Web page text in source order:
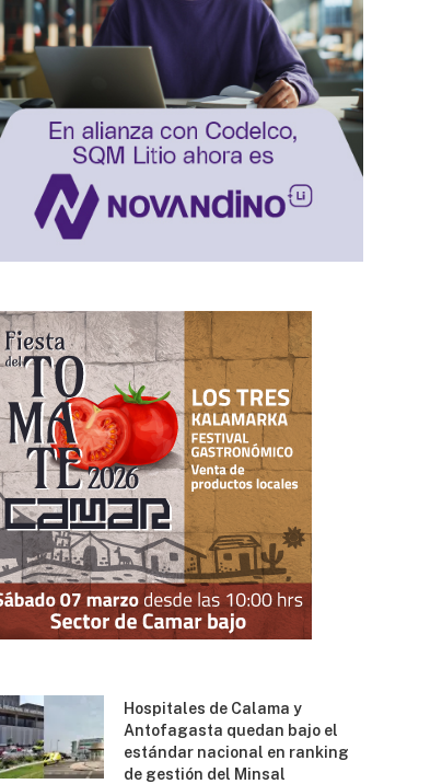
Hospitales de Calama y
Antofagasta quedan bajo el
estándar nacional en ranking
de gestión del Minsal